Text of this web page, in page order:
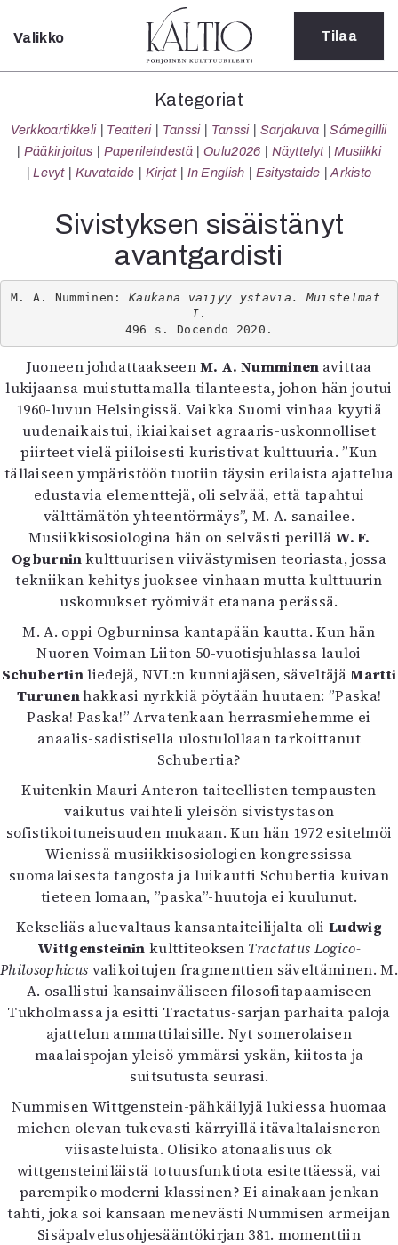
Sulje
Kategoriat
Verkkoartikkeli
Teatteri
Tanssi
Sarjakuva
Sámegillii
Pääkirjoitus
Paperilehdestä
Oulu2026
Näyttelyt
Musiikki
Levyt
Kuvataide
Kirjat
In English
Esitystaide
Arkisto
Lehdet
4/2026
2–3/2026
1/2026
6/2025
5/2025 saame
5/2025
Lehtiarkisto
Info
Tilaus ja irtonumerot
Toimitus
Mediatiedot
Kaltio ry
Valikko Tilaa
Kategoriat
Verkkoartikkeli Teatteri Tanssi Tanssi Sarjakuva
Sámegillii
Pääkirjoitus
Paperilehdestä Oulu2026 Näyttelyt
Musiikki
Levyt
Kuvataide Kirjat In English Esitystaide Arkisto
Sivistyksen sisäistänyt
avantgardisti
M. A. Numminen: Kaukana väijyy ystäviä. Muistelmat
I .
496 s. Docendo 2020.
Juoneen johdattaakseenM. A. Numminen avittaa
lukijaansa muistuttamalla tilanteesta, johon hän joutui
1960-luvun Helsingissä. Vaikka Suomi vinhaa kyytiä
uudenaikaistui, ikiaikaiset agraaris-uskonnolliset
piirteet vielä piiloisesti kuristivat kulttuuria. ”Kun
tällaiseen ympäristöön tuotiin täysin erilaista ajattelua
edustavia elementtejä, oli selvää, että tapahtui
välttämätön yhteentörmäys”, M. A. sanailee.
Musiikkisosiologina hän on selvästi perillä W. F.
Ogburninkulttuurisen viivästymisen teoriasta, jossa
tekniikan kehitys juoksee vinhaan mutta kulttuurin
uskomukset ryömivät etanana perässä.
M. A. oppi Ogburninsa kantapään kautta. Kun hän
Nuoren Voiman Liiton 50-vuotisjuhlassa lauloi
Schubertinliedejä, NVL:n kunniajäsen, säveltäjäMartti
Turunenhakkasi nyrkkiä pöytään huutaen: ”Paska!
Paska! Paska!” Arvatenkaan herrasmiehemme ei
anaalis-sadistisella ulostulollaan tarkoittanut
Schubertia?
Kuitenkin Mauri Anteron taiteellisten tempausten
vaikutus vaihteli yleisön sivistystason
sofistikoituneisuuden mukaan. Kun hän 1972 esitelmöi
Wienissä musiikkisosiologien kongressissa
suomalaisesta tangosta ja luikautti Schubertia kuivan
tieteen lomaan, ”paska”-huutoja ei kuulunut.
Kekseliäs aluevaltaus kansantaiteilijalta oli Ludwig
Wittgensteinin kulttiteoksen Tractatus Logico-
Philosophicus valikoitujen fragmenttien säveltäminen. M.
A. osallistui kansainväliseen filosofitapaamiseen
Tukholmassa ja esitti Tractatus-sarjan parhaita paloja
ajattelun ammattilaisille. Nyt somerolaisen
maalaispojan yleisö ymmärsi yskän, kiitosta ja
suitsutusta seurasi.
Nummisen Wittgenstein-pähkäilyjä lukiessa huomaa
miehen olevan tukevasti kärryillä itävaltalaisneron
viisasteluista. Olisiko atonaalisuus ok
wittgensteiniläistä totuusfunktiota esitettäessä, vai
parempiko moderni klassinen? Ei ainakaan jenkan
tahti, joka soi kansaan menevästi Nummisen armeijan
Sisäpalvelusohjesääntökirjan 381. momenttiin